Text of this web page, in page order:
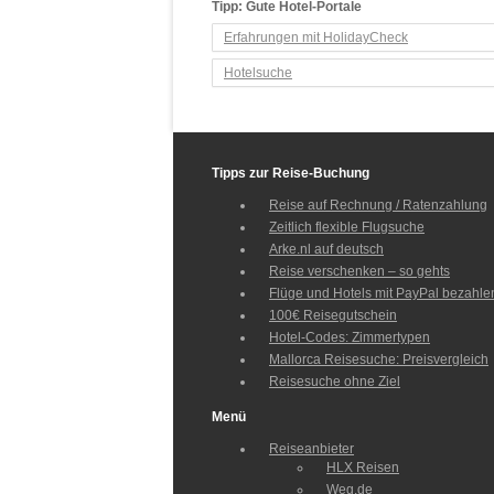
Tipp: Gute Hotel-Portale
Erfahrungen mit HolidayCheck
Hotelsuche
Tipps zur Reise-Buchung
Reise auf Rechnung / Ratenzahlung
Zeitlich flexible Flugsuche
Arke.nl auf deutsch
Reise verschenken – so gehts
Flüge und Hotels mit PayPal
100€ Reisegutschein
Hotel-Codes: Zimmertypen
Mallorca Reisesuche: Preisvergleich
Reisesuche ohne Ziel
Menü
Reiseanbieter
HLX Reisen
Weg.de